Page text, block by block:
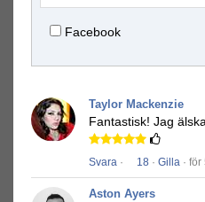
Facebook
Taylor Mackenzie
Fantastisk! Jag
Svara · 18 · Gilla ·
Aston Ayers